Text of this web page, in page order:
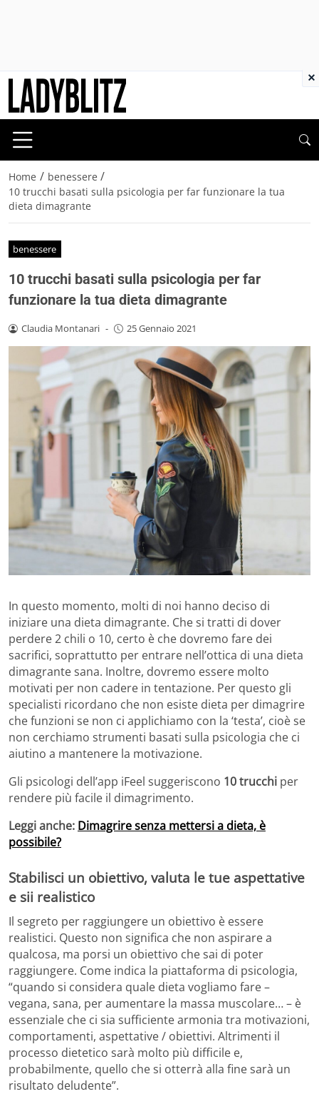
Home / benessere /
10 trucchi basati sulla psicologia per far funzionare la tua
dieta dimagrante
benessere
10 trucchi basati sulla psicologia per far
funzionare la tua dieta dimagrante
Claudia Montanari - 25 Gennaio 2021
In questo momento, molti di noi hanno deciso di
iniziare una dieta dimagrante. Che si tratti di dover
perdere 2 chili o 10, certo è che dovremo fare dei
sacrifici, soprattutto per entrare nell’ottica di una dieta
dimagrante sana. Inoltre, dovremo essere molto
motivati per non cadere in tentazione. Per questo gli
specialisti ricordano che non esiste dieta per dimagrire
che funzioni se non ci applichiamo con la ‘testa’, cioè se
non cerchiamo strumenti basati sulla psicologia che ci
aiutino a mantenere la motivazione.
Gli psicologi dell’app iFeel suggeriscono 10 trucchi per
rendere più facile il dimagrimento.
Leggi anche: Dimagrire senza mettersi a dieta, è
possibile?
Stabilisci un obiettivo, valuta le tue aspettative
e sii realistico
Il segreto per raggiungere un obiettivo è essere
realistici. Questo non significa che non aspirare a
qualcosa, ma porsi un obiettivo che sai di poter
raggiungere. Come indica la piattaforma di psicologia,
“quando si considera quale dieta vogliamo fare –
vegana, sana, per aumentare la massa muscolare… – è
essenziale che ci sia sufficiente armonia tra motivazioni,
comportamenti, aspettative / obiettivi. Altrimenti il ​​
processo dietetico sarà molto più difficile e,
probabilmente, quello che si otterrà alla fine sarà un
risultato deludente”.
×